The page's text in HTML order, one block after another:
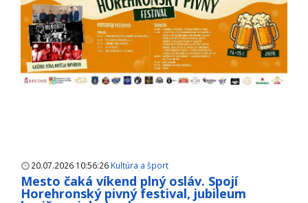
20.07.2026 10:56:26 Kultúra a šport
Mesto čaká víkend plný osláv. Spojí
Horehronský pivný festival, jubileum